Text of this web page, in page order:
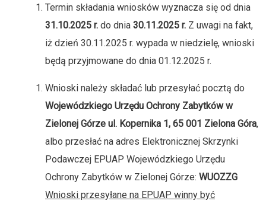
Termin składania wniosków wyznacza się od dnia
31.10.2025 r. do dnia 30.11.2025 r. Z uwagi na fakt,
iż dzień 30.11.2025 r. wypada w niedzielę, wnioski
będą przyjmowane do dnia 01.12.2025 r.
Wnioski należy składać lub przesyłać pocztą do
Wojewódzkiego Urzędu Ochrony Zabytków w
Zielonej Górze ul. Kopernika 1, 65 001 Zielona Góra,
albo przesłać na adres Elektronicznej Skrzynki
Podawczej EPUAP Wojewódzkiego Urzędu
Ochrony Zabytków w Zielonej Górze: WUOZZG
Wnioski przesyłane na EPUAP winny być